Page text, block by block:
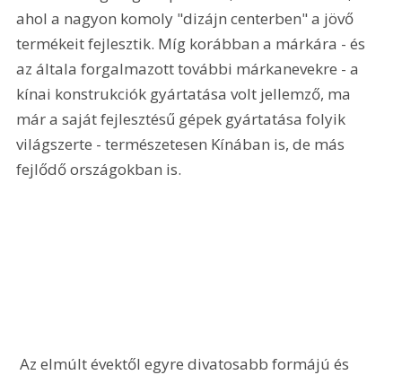
ahol a nagyon komoly "dizájn centerben" a jövő
termékeit fejlesztik. Míg korábban a márkára - és
az általa forgalmazott további márkanevekre - a
kínai konstrukciók gyártatása volt jellemző, ma
már a saját fejlesztésű gépek gyártatása folyik
világszerte - természetesen Kínában is, de más
fejlődő országokban is.
Az elmúlt évektől egyre divatosabb formájú és